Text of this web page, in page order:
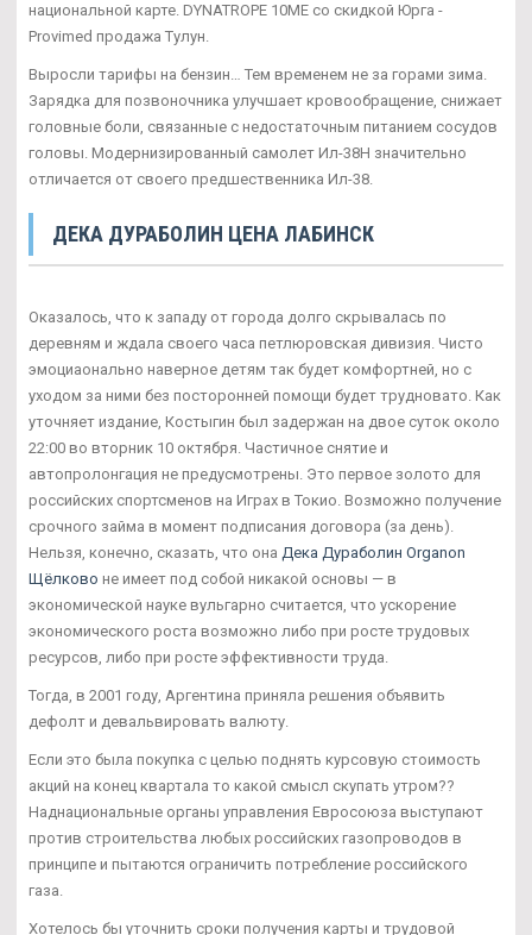
национальной карте. DYNATROPE 10ME со скидкой Юрга -
Provimed продажа Тулун.
Выросли тарифы на бензин… Тем временем не за горами зима.
Зарядка для позвоночника улучшает кровообращение, снижает
головные боли, связанные с недостаточным питанием сосудов
головы. Модернизированный самолет Ил-38Н значительно
отличается от своего предшественника Ил-38.
ДЕКА ДУРАБОЛИН ЦЕНА ЛАБИНСК
Оказалось, что к западу от города долго скрывалась по
деревням и ждала своего часа петлюровская дивизия. Чисто
эмоциаонально наверное детям так будет комфортней, но с
уходом за ними без посторонней помощи будет трудновато. Как
уточняет издание, Костыгин был задержан на двое суток около
22:00 во вторник 10 октября. Частичное снятие и
автопролонгация не предусмотрены. Это первое золото для
российских спортсменов на Играх в Токио. Возможно получение
срочного займа в момент подписания договора (за день).
Нельзя, конечно, сказать, что она Дека Дураболин Organon
Щёлково не имеет под собой никакой основы — в
экономической науке вульгарно считается, что ускорение
экономического роста возможно либо при росте трудовых
ресурсов, либо при росте эффективности труда.
Тогда, в 2001 году, Аргентина приняла решения объявить
дефолт и девальвировать валюту.
Если это была покупка с целью поднять курсовую стоимость
акций на конец квартала то какой смысл скупать утром??
Наднациональные органы управления Евросоюза выступают
против строительства любых российских газопроводов в
принципе и пытаются ограничить потребление российского
газа.
Хотелось бы уточнить сроки получения карты и трудовой